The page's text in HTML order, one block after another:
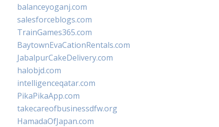
balanceyoganj.com
salesforceblogs.com
TrainGames365.com
BaytownEvaCationRentals.com
JabalpurCakeDelivery.com
halobjd.com
intelligenceqatar.com
PikaPikaApp.com
takecareofbusinessdfw.org
HamadaOfJapan.com